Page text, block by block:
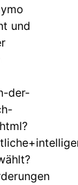
und
der-